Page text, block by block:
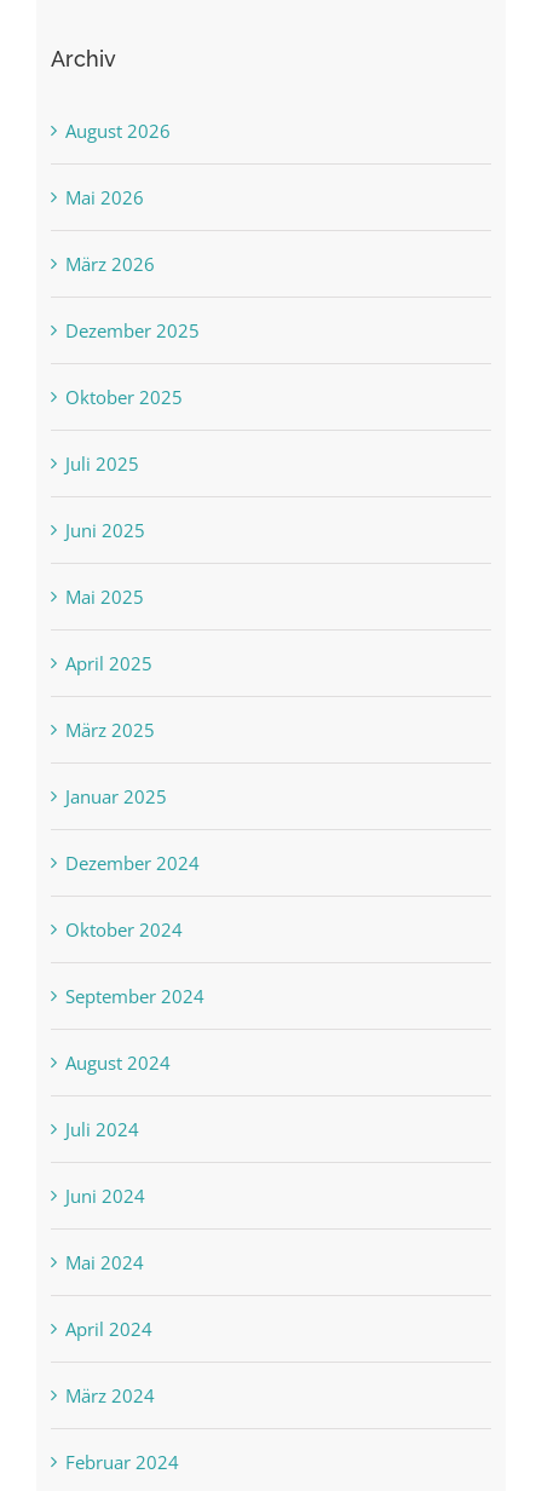
Archiv
August 2026
Mai 2026
März 2026
Dezember 2025
Oktober 2025
Juli 2025
Juni 2025
Mai 2025
April 2025
März 2025
Januar 2025
Dezember 2024
Oktober 2024
September 2024
August 2024
Juli 2024
Juni 2024
Mai 2024
April 2024
März 2024
Februar 2024